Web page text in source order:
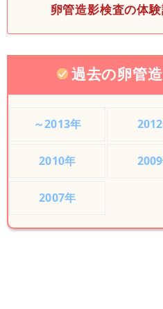
卵管造影検査の体
過去の卵管
～2013年
2010年
2007年